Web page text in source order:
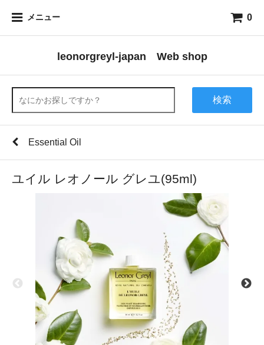
メニュー 0
leonorgreyl-japan Web shop
検索
Essential Oil
ユイル レオノール グレユ(95ml)